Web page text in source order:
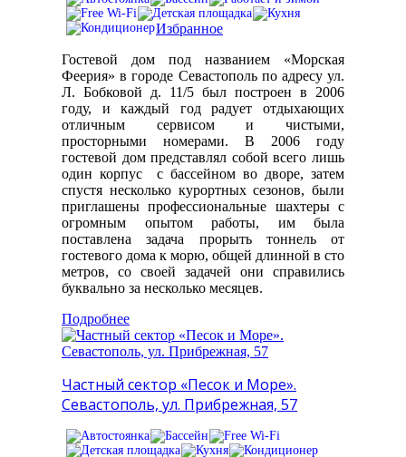
Избранное
Гостевой дом под названием «Морская
Феерия» в городе Севастополь по адресу ул.
Л. Бобковой д. 11/5 был построен в 2006
году, и каждый год радует отдыхающих
отличным сервисом и чистыми,
просторными номерами. В 2006 году
гостевой дом представлял собой всего лишь
один корпус с бассейном во дворе, затем
спустя несколько курортных сезонов, были
приглашены профессиональные шахтеры с
огромным опытом работы, им была
поставлена задача прорыть тоннель от
гостевого дома к морю, общей длинной в сто
метров, со своей задачей они справились
буквально за несколько месяцев.
Подробнее
Частный сектор «Песок и Море».
Севастополь, ул. Прибрежная, 57